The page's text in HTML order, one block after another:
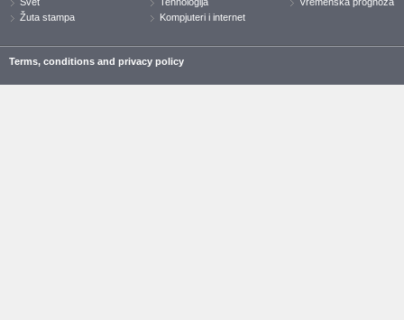
Žuta stampa
Kompjuteri i internet
Terms, conditions and privacy policy